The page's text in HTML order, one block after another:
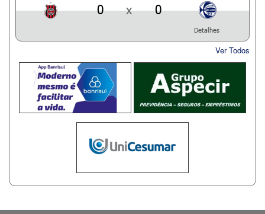
0 x 0
Detalhes
Ver Todos